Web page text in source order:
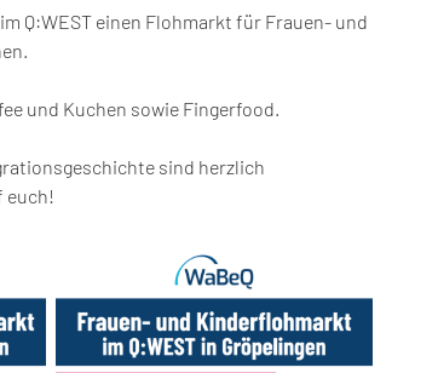
Q:WEST einen Flohmarkt für Frauen- und
und Kuchen sowie Fingerfood.
sind herzlich
euch!